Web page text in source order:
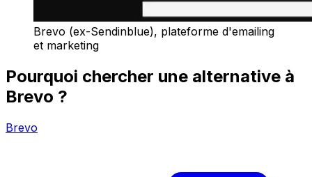
Brevo (ex-Sendinblue), plateforme d'emailing
et marketing
Pourquoi chercher une alternative à
Brevo ?
Brevo